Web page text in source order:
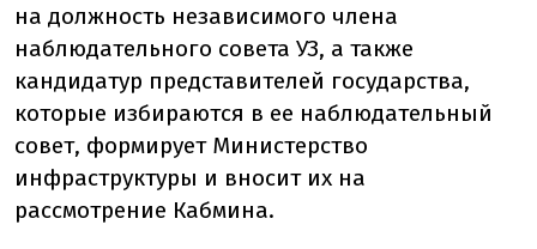
на должность независимого члена
наблюдательного совета УЗ, а также
кандидатур представителей государства,
которые избираются в ее наблюдательный
совет, формирует Министерство
инфраструктуры и вносит их на
рассмотрение Кабмина.